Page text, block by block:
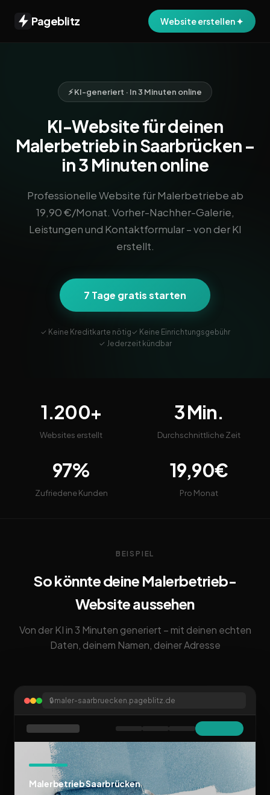
Pageblitz Website erstellen ✦
⚡ KI-generiert · In 3 Minuten online
KI-Website für deinen
Malerbetrieb in Saarbrücken –
in 3 Minuten online
Professionelle Website für Malerbetriebe ab
19,90 €/Monat. Vorher-Nachher-Galerie,
Leistungen und Kontaktformular – von der KI
erstellt.
7 Tage gratis starten
✓ Keine Kreditkarte nötig✓ Keine Einrichtungsgebühr
✓ Jederzeit kündbar
1.200+
Websites erstellt
3 Min.
Durchschnittliche Zeit
97%
Zufriedene Kunden
19,90€
Pro Monat
BEISPIEL
So könnte deine Malerbetrieb-
Website aussehen
Von der KI in 3 Minuten generiert – mit deinen echten
Daten, deinem Namen, deiner Adresse
🔒maler-saarbruecken.pageblitz.de
Malerbetrieb Saarbrücken